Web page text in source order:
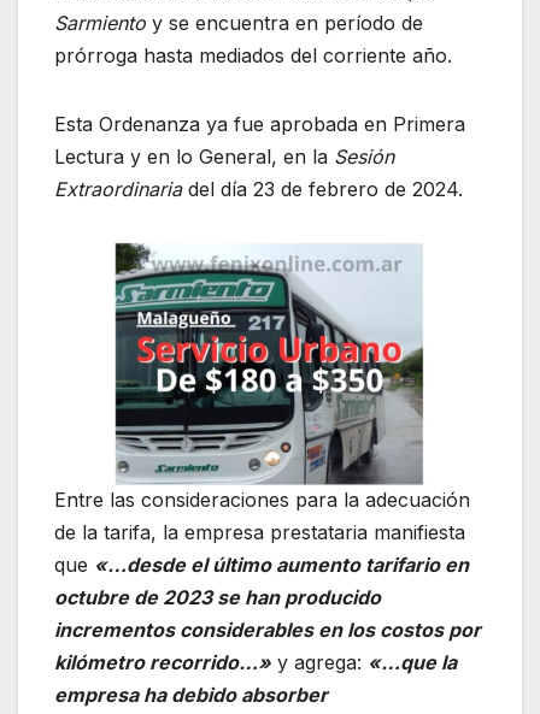
Sarmiento y se encuentra en período de
prórroga hasta mediados del corriente año.
Esta Ordenanza ya fue aprobada en Primera
Lectura y en lo General, en la Sesión
Extraordinariadel día 23 de febrero de 2024.
Entre las consideraciones para la adecuación
de la tarifa, la empresa prestataria manifiesta
que «…desde el último aumento tarifario en
octubre de 2023 se han producido
incrementos considerables en los costos por
kilómetro recorrido…» y agrega: «…que la
empresa ha debido absorber